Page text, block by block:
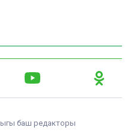
баш редакторы